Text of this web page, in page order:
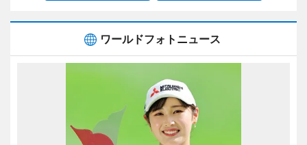
ワールドフォトニュース